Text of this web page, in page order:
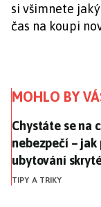
si všimnete
čas na koupi
MOHLO BY
Chystáte se na
Chystáte se na
nebezpečí – jak
ubytování
TIPY A TRIKY